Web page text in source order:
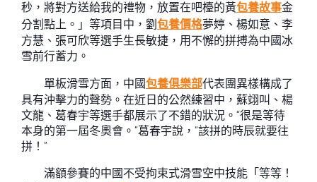
秒，將對方送給我的禮物，放置在吧檯的黃包養故事金
分割點上。」等項目中，劉 包養價格夢婷、楊如意、李
方慧、張可欣等選手生長敏捷，用不懈的拼搏為中國冰
雪前行蓄力。
單板滑雪方面，中國包養俱樂部代表團異樣構成了
具有沖擊力的聲勢。在近日的公然練習中，蘇翊叫、楊
文龍、葛春宇等選手都展示了不錯的狀況。“很是等待
本身的第一屆冬奧會。”葛春宇說，“該拼的時辰就要往
拼！”
滿額參賽的中國不受拘束式滑雪空中技能「等等！